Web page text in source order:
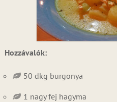
Hozzávalók:
50 dkg burgonya
1 nagy fej hagyma